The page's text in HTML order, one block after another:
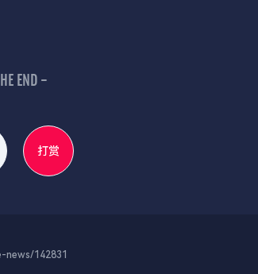
END -
打赏
news/142831